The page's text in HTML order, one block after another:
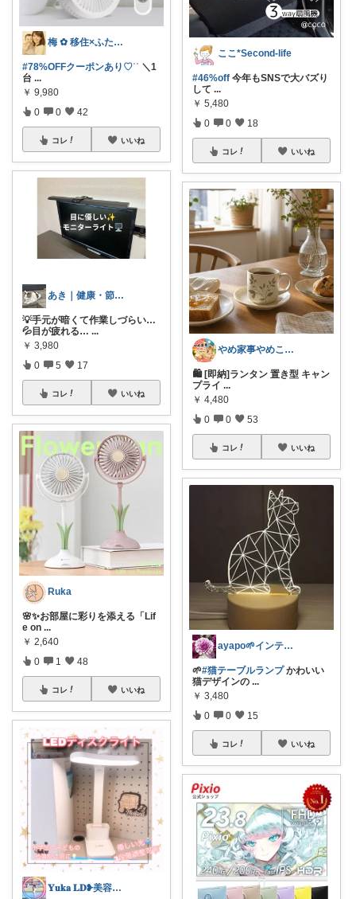
梅 ✿ 移住×ふたり暮らし⸜⸝⋆︎*
#78%OFFクーポンあり♡︎ʾʾ ＼1
台 ...
￥ 9,980
0 0 42
コレ いいね
あき｜健康・節約・暮らし
💡手元が暗くて作業しづらい…
💦目が疲れる… ...
￥ 3,980
0 5 17
コレ いいね
Ruka
🌸✨お部屋に彩りを添える「Lif
e on ...
￥ 2,640
0 1 48
コレ いいね
𝐘𝐮𝐤𝐚 𝐋𝐃❥美容＊暮らし
ここ*Second-life
#46%off 今年もSNSで大バズり
して ...
￥ 5,480
0 0 18
コレ いいね
やめ家事やめこ♡一軍インテリア
🛍 [即納]ランタン 置き型 キャン
プライ ...
￥ 4,480
0 0 53
コレ いいね
ayapo🌱インテリア&雑貨
🌱#猫テーブルランプかわいい
猫デザインの ...
￥ 3,480
0 0 15
コレ いいね